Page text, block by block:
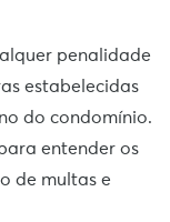
penalidade
estabelecidas
do condomínio.
entender os
de multas e